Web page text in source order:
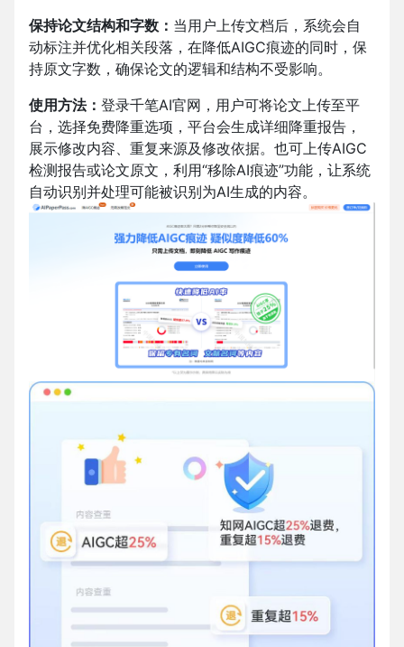
保持论文结构和字数： 当用户上传文档后，系统会自
动标注并优化相关段落，在降低AIGC痕迹的同时，保
持原文字数，确保论文的逻辑和结构不受影响。
使用方法： 登录千笔AI官网， 用户可将论文上传至平
台，选择免费降重选项，平台会生成详细降重报告，
展示修改内容、重复来源及修改依据。也可上传AIGC
检测报告或论文原文，利用“移除AI痕迹”功能，让系统
自动识别并处理可能被识别为AI生成的内容。